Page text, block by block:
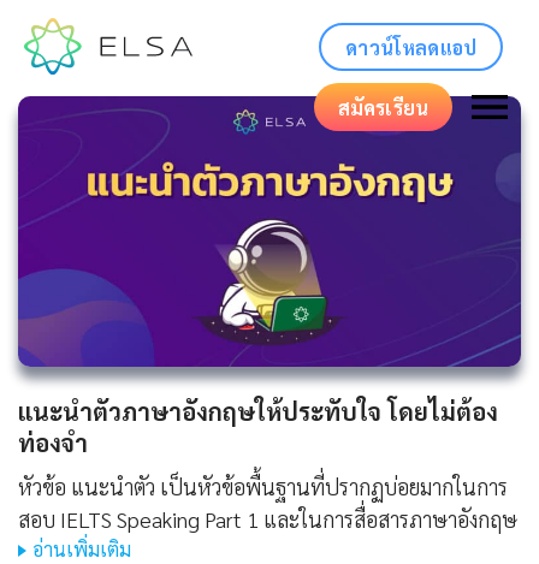
ดาวน์โหลดแอป
สมัครเรียน
แนะนําตัวภาษาอังกฤษให้ประทับใจ โดยไม่ต้อง
ท่องจำ
หัวข้อ แนะนำตัว เป็นหัวข้อพื้นฐานที่ปรากฏบ่อยมากในการ
สอบ IELTS Speaking Part 1 และในการสื่อสารภาษาอังกฤษ
อ่านเพิ่มเติม